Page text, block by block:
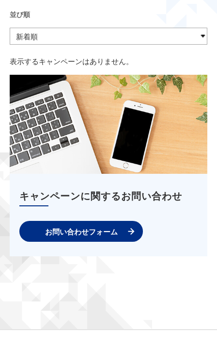
並び順
表示するキャンペーンはありません。
キャンペーンに関するお問い合わせ
お問い合わせフォーム